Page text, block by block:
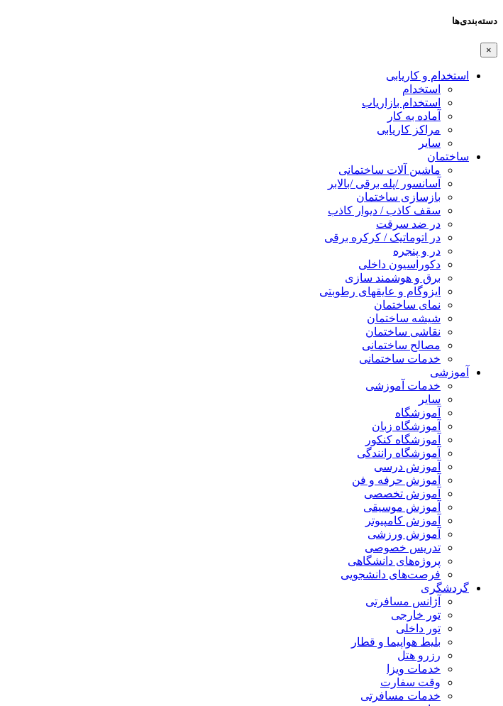
دسته‌بندی‌ها
×
استخدام و کاریابی
استخدام
استخدام بازاریاب
آماده به کار
مراکز کاریابی
سایر
ساختمان
ماشین آلات ساختمانی
آسانسور /پله برقی /بالابر
بازسازی ساختمان
سقف کاذب / دیوار کاذب
در ضد سرقت
در اتوماتیک / کرکره برقی
در و پنجره
دکوراسیون داخلی
برق و هوشمند سازی
ایزوگام و عایقهای رطوبتی
نمای ساختمان
شیشه ساختمان
نقاشی ساختمان
مصالح ساختمانی
خدمات ساختمانی
آموزشی
خدمات آموزشی
سایر
آموزشگاه
آموزشگاه زبان
آموزشگاه کنکور
آموزشگاه رانندگی
آموزش درسی
آموزش حرفه و فن
آموزش تخصصی
آموزش موسیقی
آموزش کامپیوتر
آموزش ورزشی
تدریس خصوصی
پروژه‌های دانشگاهی
فرصت‌های دانشجویی
گردشگری
آژانس مسافرتی
تور خارجی
تور داخلی
بلیط هواپیما و قطار
رزرو هتل
خدمات ویزا
وقت سفارت
خدمات مسافرتی